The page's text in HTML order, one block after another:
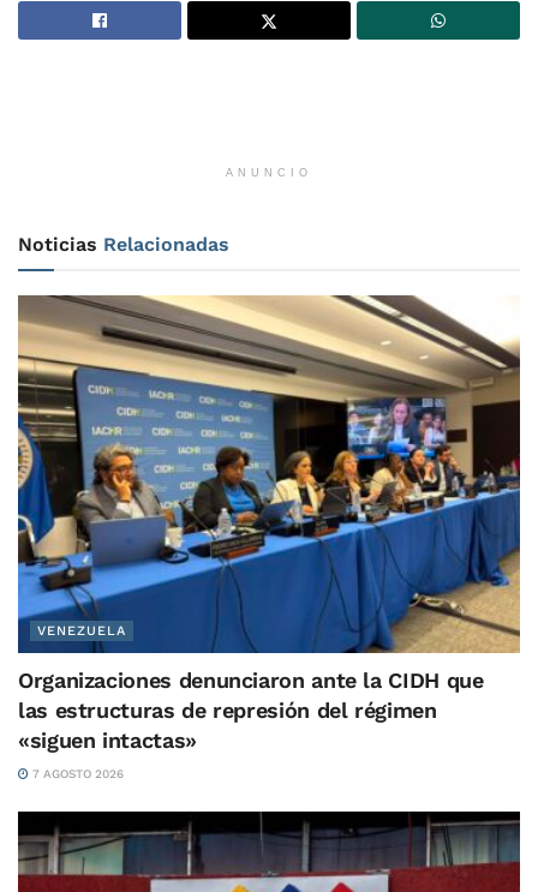
ANUNCIO
Noticias Relacionadas
VENEZUELA
Organizaciones denunciaron ante la CIDH que
las estructuras de represión del régimen
«siguen intactas»
7 AGOSTO 2026